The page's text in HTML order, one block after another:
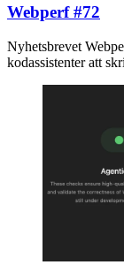
Webperf #72
Nyhetsbrevet
kodassistenter att